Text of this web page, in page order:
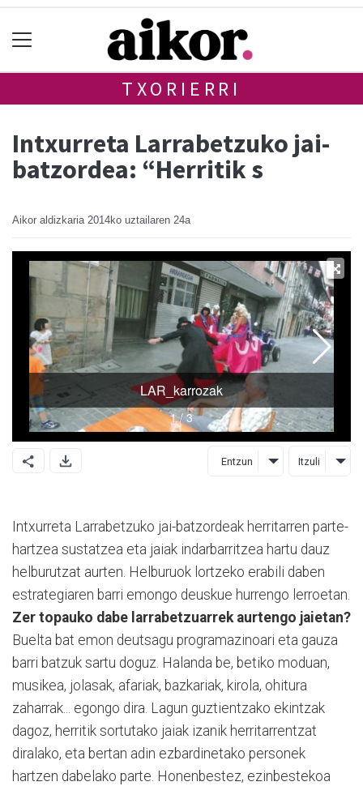
TXORIERRI
Intxurreta Larrabetzuko jai-
batzordea: “Herritik s
Aikor aldizkaria 2014ko uztailaren 24a
Entzun Itzuli
Intxurreta Larrabetzuko jai-batzordeak herritarren parte-
hartzea sustatzea eta jaiak indarbarritzea hartu dauz
helburutzat aurten. Helburuok lortzeko erabili daben
estrategiaren barri emongo deuskue hurrengo lerroetan.
Zer topauko dabe larrabetzuarrek aurtengo jaietan?
Buelta bat emon deutsagu programazinoari eta gauza
barri batzuk sartu doguz. Halanda be, betiko moduan,
musikea, jolasak, afariak, bazkariak, kirola, ohitura
zaharrak... egongo dira. Lagun guztientzako ekintzak
dagoz, herritik sortutako jaiak izanik herritarrentzat
diralako, eta bertan adin ezbardinetako personek
hartzen dabelako parte. Honenbestez, ezinbestekoa